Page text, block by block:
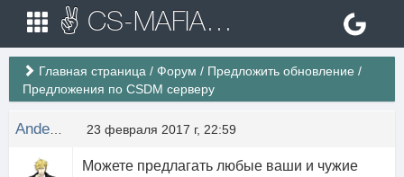
✌ CS-MAFIA.RU ✌ Игровые сервера Counter Strike 1.6
Главная страница / Форум / Предложить обновление /
Предложения по CSDM серверу
23 февраля 2017 г, 22:59
Можете предлагать любые ваши и чужие